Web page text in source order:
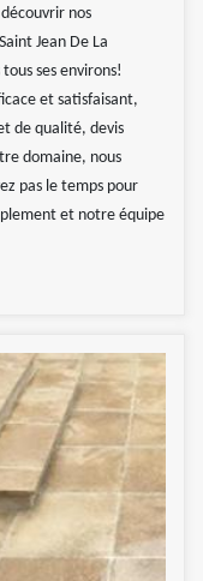
nos
Jean De La
ses environs!
et satisfaisant,
de qualité, devis
domaine, nous
pas le temps pour
et notre équipe